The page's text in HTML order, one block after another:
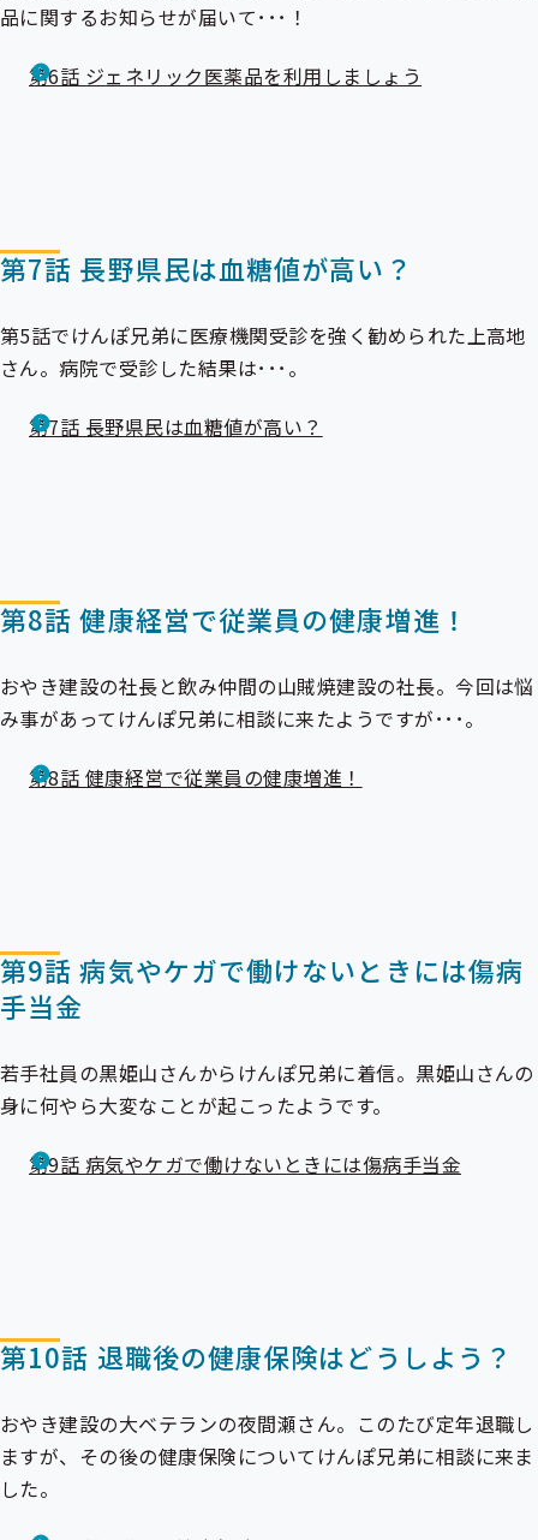
品に関するお知らせが届いて･･･！
第6話 ジェネリック医薬品を利用しましょう
第7話 長野県民は血糖値が高い？
第5話でけんぽ兄弟に医療機関受診を強く勧められた上高地
さん。病院で受診した結果は･･･。
第7話 長野県民は血糖値が高い？
第8話 健康経営で従業員の健康増進！
おやき建設の社長と飲み仲間の山賊焼建設の社長。今回は悩
み事があってけんぽ兄弟に相談に来たようですが･･･。
第8話 健康経営で従業員の健康増進！
第9話 病気やケガで働けないときには傷病
手当金
若手社員の黒姫山さんからけんぽ兄弟に着信。黒姫山さんの
身に何やら大変なことが起こったようです。
第9話 病気やケガで働けないときには傷病手当金
第10話 退職後の健康保険はどうしよう？
おやき建設の大ベテランの夜間瀬さん。このたび定年退職し
ますが、その後の健康保険についてけんぽ兄弟に相談に来ま
した。